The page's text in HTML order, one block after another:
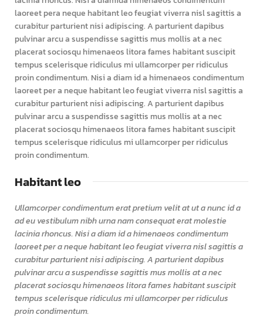
laoreet pera neque habitant leo feugiat viverra nisl sagittis a
curabitur parturient nisi adipiscing. A parturient dapibus
pulvinar arcu a suspendisse sagittis mus mollis at a nec
placerat sociosqu himenaeos litora fames habitant suscipit
tempus scelerisque ridiculus mi ullamcorper per ridiculus
proin condimentum. Nisi a diam id a himenaeos condimentum
laoreet per a neque habitant leo feugiat viverra nisl sagittis a
curabitur parturient nisi adipiscing. A parturient dapibus
pulvinar arcu a suspendisse sagittis mus mollis at a nec
placerat sociosqu himenaeos litora fames habitant suscipit
tempus scelerisque ridiculus mi ullamcorper per ridiculus
proin condimentum.
Habitant leo
Ullamcorper condimentum erat pretium velit at ut a nunc id a
ad eu vestibulum nibh urna nam consequat erat molestie
lacinia rhoncus. Nisi a diam id a himenaeos condimentum
laoreet per a neque habitant leo feugiat viverra nisl sagittis a
curabitur parturient nisi adipiscing. A parturient dapibus
pulvinar arcu a suspendisse sagittis mus mollis at a nec
placerat sociosqu himenaeos litora fames habitant suscipit
tempus scelerisque ridiculus mi ullamcorper per ridiculus
proin condimentum.